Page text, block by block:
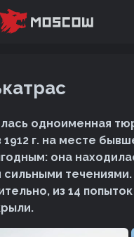
одноименная
г. на месте
она
течениями.
из 14